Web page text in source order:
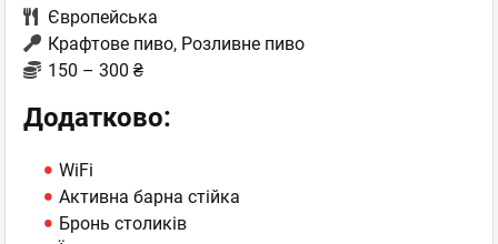
Європейська
Крафтове пиво, Розливне пиво
150 – 300 ₴
Додатково:
WiFi
Активна барна стійка
Бронь столиків